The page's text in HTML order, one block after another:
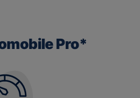
Pro*